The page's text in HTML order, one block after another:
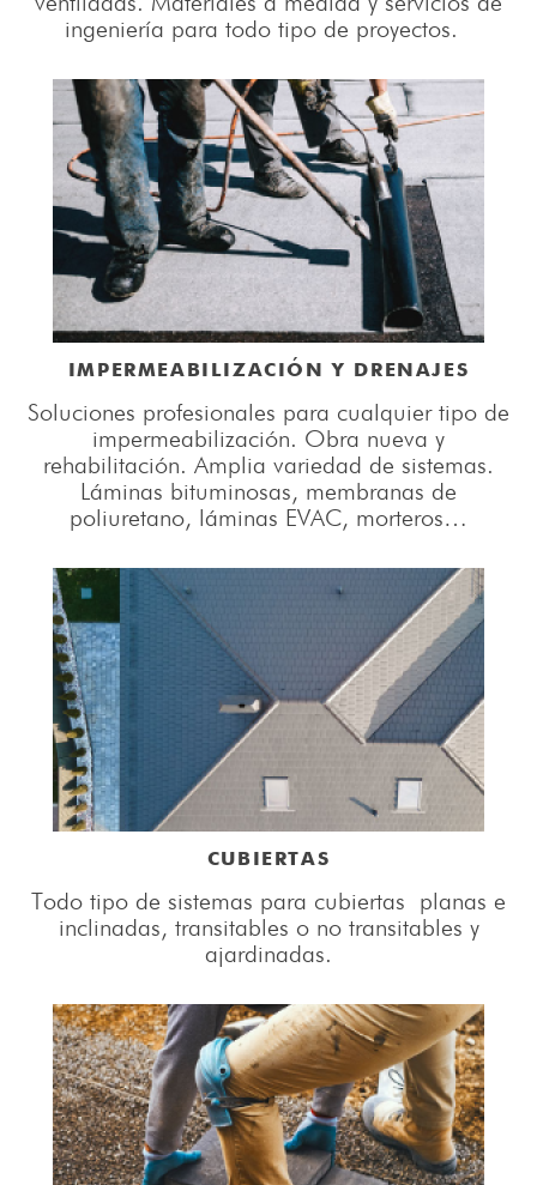
ingeniería para todo tipo de proyectos.
IMPERMEABILIZACIÓN Y DRENAJES
Soluciones profesionales para cualquier tipo de
impermeabilización. Obra nueva y
rehabilitación. Amplia variedad de sistemas.
Láminas bituminosas, membranas de
poliuretano, láminas EVAC, morteros…
CUBIERTAS
Todo tipo de sistemas para cubiertas planas e
inclinadas, transitables o no transitables y
ajardinadas.